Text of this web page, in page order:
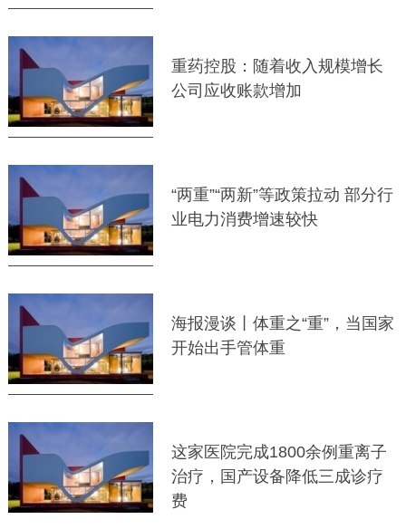
重药控股：随着收入规模增长
公司应收账款增加
“两重”“两新”等政策拉动 部分行
业电力消费增速较快
海报漫谈丨体重之“重”，当国家
开始出手管体重
这家医院完成1800余例重离子
治疗，国产设备降低三成诊疗
费